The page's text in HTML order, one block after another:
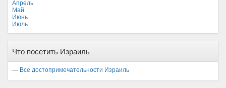
Апрель
Май
Июнь
Июль
Август
Ноябрь
Что посетить Израиль
— Все достопримечательности Израиль